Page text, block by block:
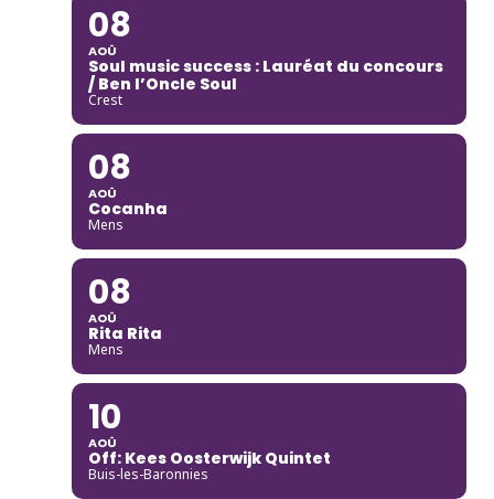
08
AOÛ
Soul music success : Lauréat du concours
/ Ben l’Oncle Soul
Crest
08
AOÛ
Cocanha
Mens
08
AOÛ
Rita Rita
Mens
10
AOÛ
Off: Kees Oosterwijk Quintet
Buis-les-Baronnies